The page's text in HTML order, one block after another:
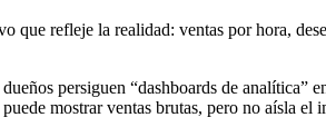
que refleje la realidad: ventas por hora,
persiguen “dashboards de analítica”
mostrar ventas brutas, pero no aísla el